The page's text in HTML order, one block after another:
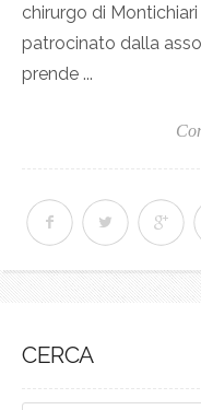
chirurgo di
patrocinato dalla
prende ...
CERCA